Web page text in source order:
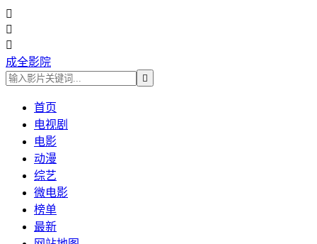



成全影院

首页
电视剧
电影
动漫
综艺
微电影
榜单
最新